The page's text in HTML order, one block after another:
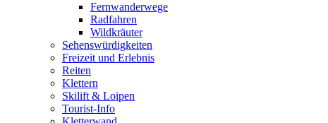
Fernwanderwege
Radfahren
Wildkräuter
Sehenswürdigkeiten
Freizeit und Erlebnis
Reiten
Klettern
Skilift & Loipen
Tourist-Info